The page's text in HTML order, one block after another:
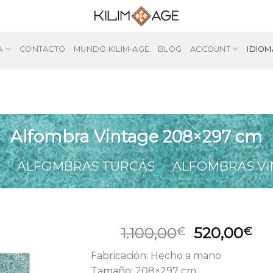
CONTACTO MUNDO KILIM-AGE BLOG ACCOUNT
Alfombra Vintage 208×297 cm
/ ALFOMBRAS TURCAS / ALFOMBRAS
1.100,00€
El
precio
original
520,00€El
Fabricación: Hecho a mano
Tamaño: 208×297 cm